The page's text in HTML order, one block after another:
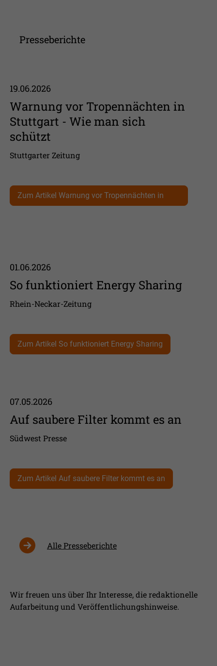
Presseberichte
19.06.2026
Warnung vor Tropennächten in
Stuttgart - Wie man sich
schützt
Stuttgarter Zeitung
Zum Artikel Warnung vor Tropennächten in
01.06.2026
So funktioniert Energy Sharing
Rhein-Neckar-Zeitung
Zum Artikel So funktioniert Energy Sharing
07.05.2026
Auf saubere Filter kommt es an
Südwest Presse
Zum Artikel Auf saubere Filter kommt es an
Alle Presseberichte
Wir freuen uns über Ihr Interesse, die redaktionelle
Aufarbeitung und Veröffentlichungshinweise.